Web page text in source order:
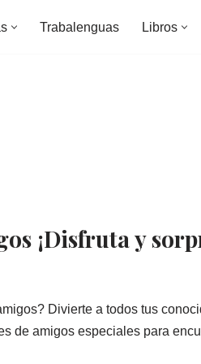
Trabalenguas Libros
¡Disfruta y
Divierte a todos tus
de amigos especiales para